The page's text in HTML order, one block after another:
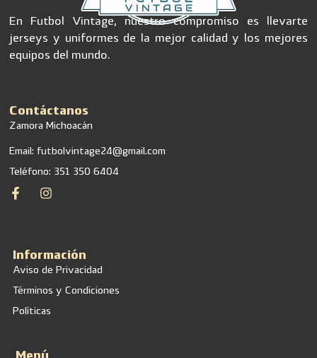
En Futbol Vintage, nuestro compromiso es llevarte
jerseys y uniformes de la mejor calidad y los mejores
equipos del mundo.
Información
Aviso de Privacidad
Términos y Condiciones
Políticas
Contáctanos
Zamora Michoacán
Email: futbolvintage24@gmail.com
Teléfono: 351 350 6404